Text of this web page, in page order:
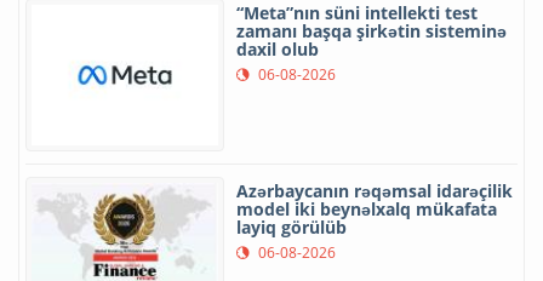
“Meta”nın süni intellekti test
zamanı başqa şirkətin sisteminə
daxil olub
06-08-2026
Azərbaycanın rəqəmsal idarəçilik
model iki beynəlxalq mükafata
layiq görülüb
06-08-2026